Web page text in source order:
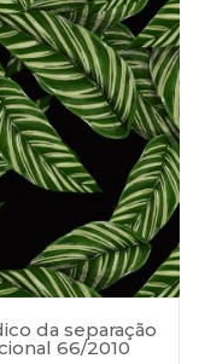
da separação
66/2010